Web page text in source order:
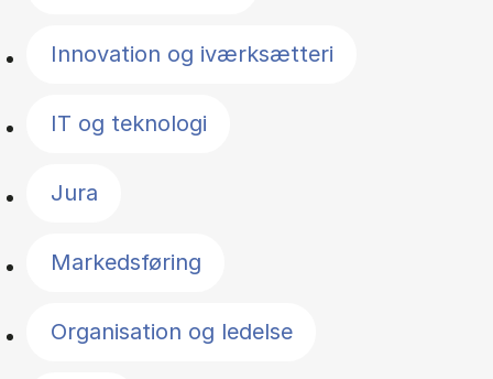
Innovation og iværksætteri
IT og teknologi
Jura
Markedsføring
Organisation og ledelse